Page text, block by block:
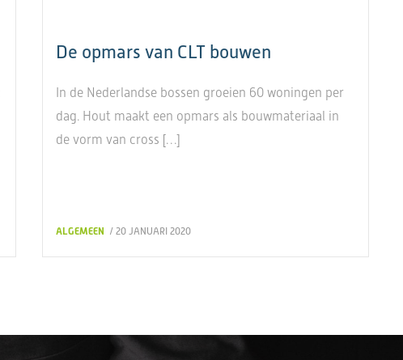
De opmars van CLT bouwen
In de Nederlandse bossen groeien 60 woningen per
dag. Hout maakt een opmars als bouwmateriaal in
de vorm van cross […]
ALGEMEEN / 20 JANUARI 2020